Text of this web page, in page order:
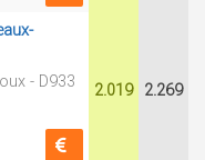
- D933
2.019 2.269